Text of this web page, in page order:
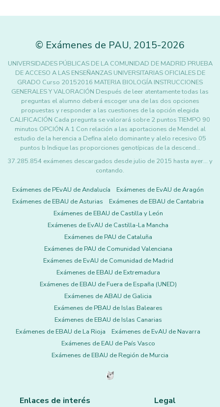
© Exámenes de PAU, 2015-2026
UNIVERSIDADES PÚBLICAS DE LA COMUNIDAD DE MADRID PRUEBA
DE ACCESO A LAS ENSEÑANZAS UNIVERSITARIAS OFICIALES DE
GRADO Curso 20152016 MATERIA BIOLOGÍA INSTRUCCIONES
GENERALES Y VALORACIÓN Después de leer atentamente todas las
preguntas el alumno deberá escoger una de las dos opciones
propuestas y responder a las cuestiones de la opción elegida
CALIFICACIÓN Cada pregunta se valorará sobre 2 puntos TIEMPO 90
minutos OPCIÓN A 1 Con relación a las aportaciones de Mendel al
estudio de la herencia a Defina alelo dominante y alelo recesivo 05
puntos b Indique las proporciones genotípicas de la descend…
37.285.854 exámenes descargados desde julio de 2015 hasta ayer... y
contando.
Exámenes de PEvAU de Andalucía
Exámenes de EvAU de Aragón
Exámenes de EBAU de Asturias
Exámenes de EBAU de Cantabria
Exámenes de EBAU de Castilla y León
Exámenes de EvAU de Castilla-La Mancha
Exámenes de PAU de Cataluña
Exámenes de PAU de Comunidad Valenciana
Exámenes de EvAU de Comunidad de Madrid
Exámenes de EBAU de Extremadura
Exámenes de EBAU de Fuera de España (UNED)
Exámenes de ABAU de Galicia
Exámenes de PBAU de Islas Baleares
Exámenes de EBAU de Islas Canarias
Exámenes de EBAU de La Rioja
Exámenes de EvAU de Navarra
Exámenes de EAU de País Vasco
Exámenes de EBAU de Región de Murcia
Enlaces de interés Legal